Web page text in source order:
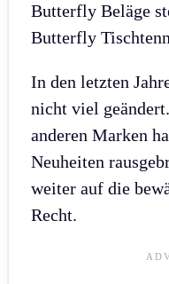
Butterfly Beläge
Butterfly
In den letzten
nicht viel
anderen Marken
Neuheiten
weiter auf die
Recht.